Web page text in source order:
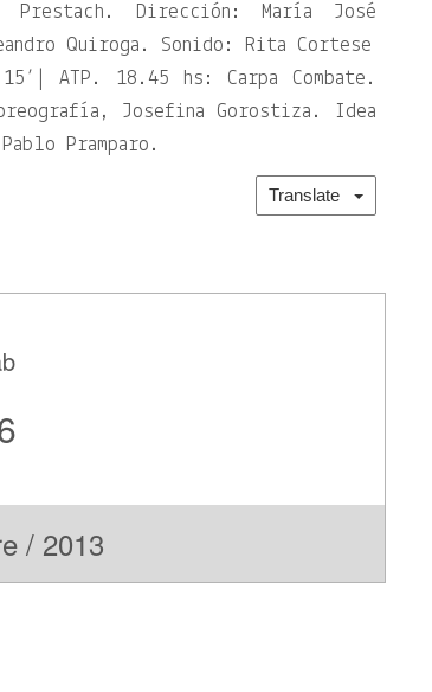
Dirección: María José
Quiroga. Sonido: Rita Cortese
ATP. 18.45 hs: Carpa Combate.
Josefina Gorostiza. Idea
Pramparo.
Translate
/ 2013